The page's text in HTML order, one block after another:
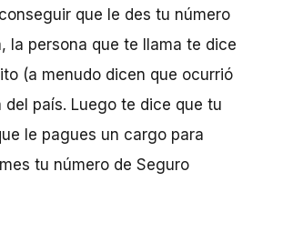
que le des tu número
la persona que te llama te dice
(a menudo dicen que ocurrió
país. Luego te dice que tu
le pagues un cargo para
tu número de Seguro